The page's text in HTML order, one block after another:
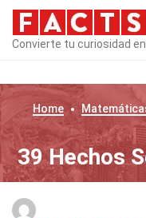
Convierte tu curiosidad
Home
39 Hechos